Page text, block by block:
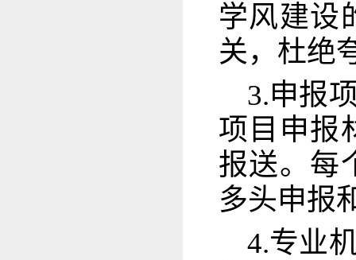
学风建设
关，杜绝
3.申报
项目申报
报送。每
多头申报
4.专业